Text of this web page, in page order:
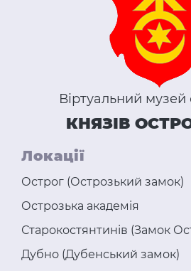
Віртуальний
КНЯЗІВ
Локації
Острог (Острозький замок)
Острозька академія
Старокостянтинів (Замок
Дубно (Дубенський замок)